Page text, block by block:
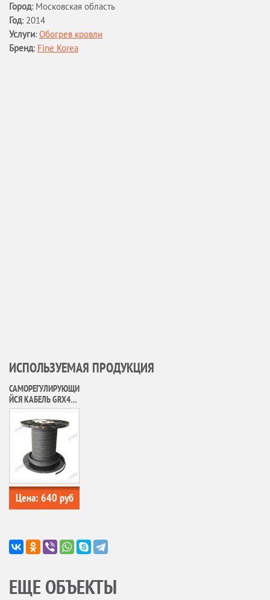
Город: Московская область
Год: 2014
Услуги: Обогрев кровли
Бренд: Fine Korea
ИСПОЛЬЗУЕМАЯ ПРОДУКЦИЯ
САМОРЕГУЛИРУЮЩИ
ЙСЯ КАБЕЛЬ GRX40-
2CR FINE KOREA
Цена: 640 руб
ЕЩЕ ОБЪЕКТЫ